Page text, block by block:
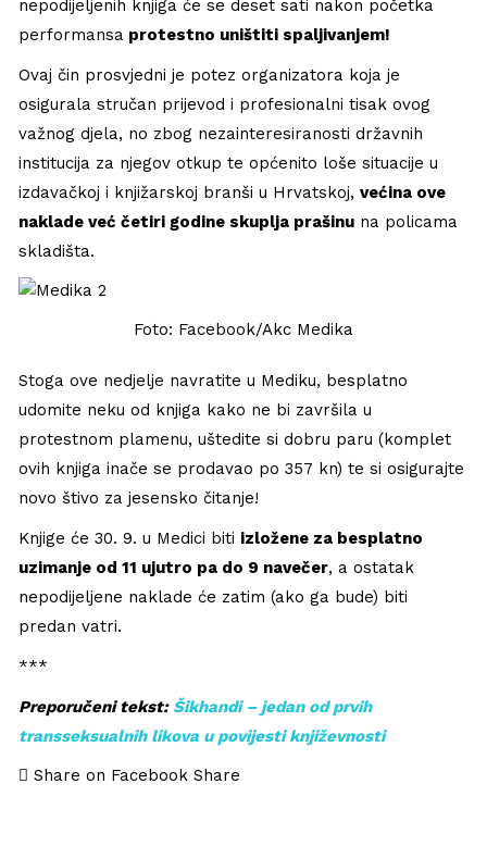
nepodijeljenih knjiga će se deset sati nakon početka
performansa protestno uništiti spaljivanjem!
Ovaj čin prosvjedni je potez organizatora koja je
osigurala stručan prijevod i profesionalni tisak ovog
važnog djela, no zbog nezainteresiranosti državnih
institucija za njegov otkup te općenito loše situacije u
izdavačkoj i knjižarskoj branši u Hrvatskoj,većina ove
naklade već četiri godine skuplja prašinu na policama
skladišta.
Foto: Facebook/Akc Medika
Stoga ove nedjelje navratite u Mediku, besplatno
udomite neku od knjiga kako ne bi završila u
protestnom plamenu, uštedite si dobru paru (komplet
ovih knjiga inače se prodavao po 357 kn) te si osigurajte
novo štivo za jesensko čitanje!
Knjige će 30. 9. u Medici biti izložene za besplatno
uzimanje od 11 ujutro pa do 9 navečer, a ostatak
nepodijeljene naklade će zatim (ako ga bude) biti
predan vatri.
***
Preporučeni tekst:Šikhandi – jedan od prvih
transseksualnih likova u povijesti književnosti
Share on Facebook Share